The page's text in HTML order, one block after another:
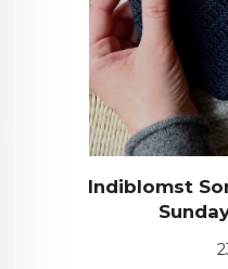
Indiblomst